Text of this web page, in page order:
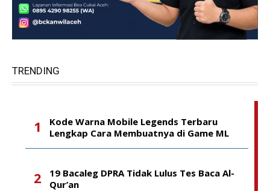
TRENDING
Kode Warna Mobile Legends Terbaru
Lengkap Cara Membuatnya di Game ML
19 Bacaleg DPRA Tidak Lulus Tes Baca Al-
Qur’an